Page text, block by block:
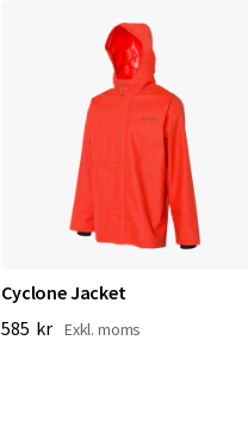
Cyclone Jacket
585 kr